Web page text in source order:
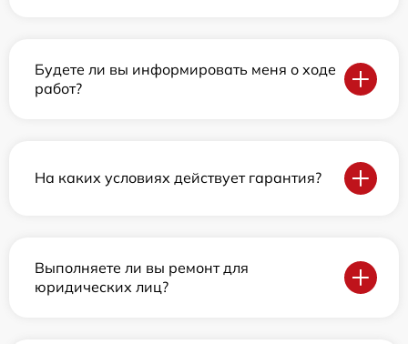
Будете ли вы информировать меня о ходе
работ?
На каких условиях действует гарантия?
Выполняете ли вы ремонт для
юридических лиц?